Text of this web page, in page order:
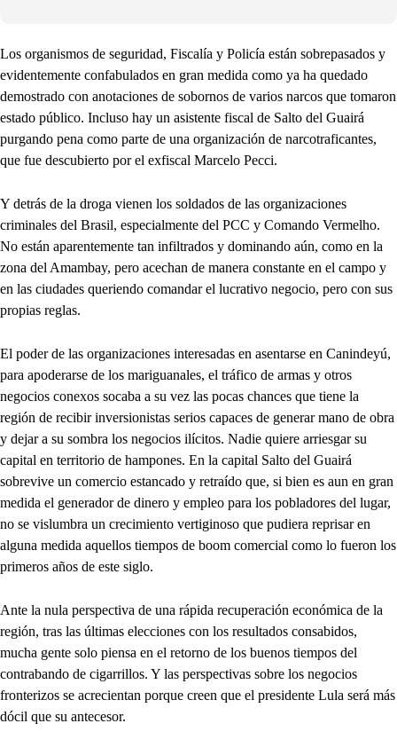
Los organismos de seguridad, Fiscalía y Policía están sobrepasados y
evidentemente confabulados en gran medida como ya ha quedado
demostrado con anotaciones de sobornos de varios narcos que tomaron
estado público. Incluso hay un asistente fiscal de Salto del Guairá
purgando pena como parte de una organización de narcotraficantes,
que fue descubierto por el exfiscal Marcelo Pecci.
Y detrás de la droga vienen los soldados de las organizaciones
criminales del Brasil, especialmente del PCC y Comando Vermelho.
No están aparentemente tan infiltrados y dominando aún, como en la
zona del Amambay, pero acechan de manera constante en el campo y
en las ciudades queriendo comandar el lucrativo negocio, pero con sus
propias reglas.
El poder de las organizaciones interesadas en asentarse en Canindeyú,
para apoderarse de los mariguanales, el tráfico de armas y otros
negocios conexos socaba a su vez las pocas chances que tiene la
región de recibir inversionistas serios capaces de generar mano de obra
y dejar a su sombra los negocios ilícitos. Nadie quiere arriesgar su
capital en territorio de hampones. En la capital Salto del Guairá
sobrevive un comercio estancado y retraído que, si bien es aun en gran
medida el generador de dinero y empleo para los pobladores del lugar,
no se vislumbra un crecimiento vertiginoso que pudiera reprisar en
alguna medida aquellos tiempos de boom comercial como lo fueron los
primeros años de este siglo.
Ante la nula perspectiva de una rápida recuperación económica de la
región, tras las últimas elecciones con los resultados consabidos,
mucha gente solo piensa en el retorno de los buenos tiempos del
contrabando de cigarrillos. Y las perspectivas sobre los negocios
fronterizos se acrecientan porque creen que el presidente Lula será más
dócil que su antecesor.